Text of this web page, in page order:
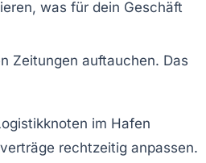
was für dein Geschäft
Zeitungen auftauchen. Das
im Hafen
rechtzeitig anpassen.